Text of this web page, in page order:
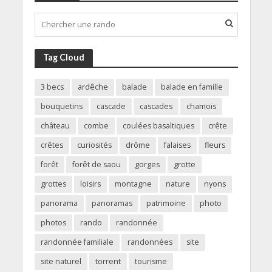
Tag Cloud
3 becs ardêche balade
balade en famille
bouquetins
cascade cascades
chamois
château
combe coulées basaltiques
crête
crêtes
curiosités drôme falaises
fleurs
forêt
forêt de saou gorges
grotte
grottes
loisirs montagne nature
nyons
panorama
panoramas patrimoine
photo
photos
rando
randonnée
randonnée familiale
randonnées
site
site naturel
torrent
tourisme